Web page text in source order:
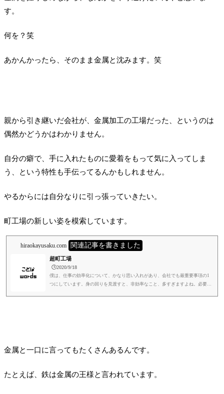
す。
何を？笑
あかんかったら、そのまま金属と沈みます。笑
親から引き継いだ会社が、金属加工の工場だった、というのは
偶然かどうかはわかりません。
自分の癖で、手に入れたものに愛着をもって気に入ってしま
う、という特性も手伝ってるんかもしれません。
やるからには自分なりに引っ張っていきたい。
町工場の新しい姿を模索しています。
hiraokayusaku.com 関連記事を書きました
超町工場
🕒️2020/9/18
僕は、仕事の効率化について、かなり思い入れがあり、会社でも最重要事項の1
つにしています。身の回りを見渡すと、非効率なこと、多すぎますよね。必要な
金属と一口に言ってもたくさんあるんです。
たとえば、鉄は金属の王様と言われています。